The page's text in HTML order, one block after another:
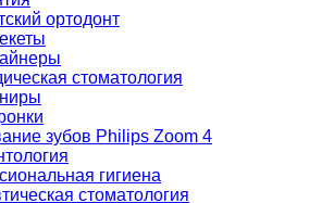
ортодонт
стоматология
зубов Philips Zoom 4
гигиена
стоматология